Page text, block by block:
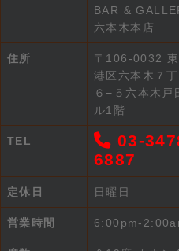
BAR &
六本木本店
住所
〒106-0032
港区六本木７丁
６−５六本木戸
ル1階
TEL
03-
6887
定休日 日曜日
営業時間 6:00pm-